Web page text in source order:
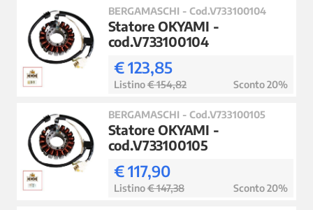
BERGAMASCHI - Cod.V733100104
Statore OKYAMI -
cod.V733100104
€ 123,85
Listino€ 154,82 Sconto 20%
BERGAMASCHI - Cod.V733100105
Statore OKYAMI -
cod.V733100105
€ 117,90
Listino€ 147,38 Sconto 20%